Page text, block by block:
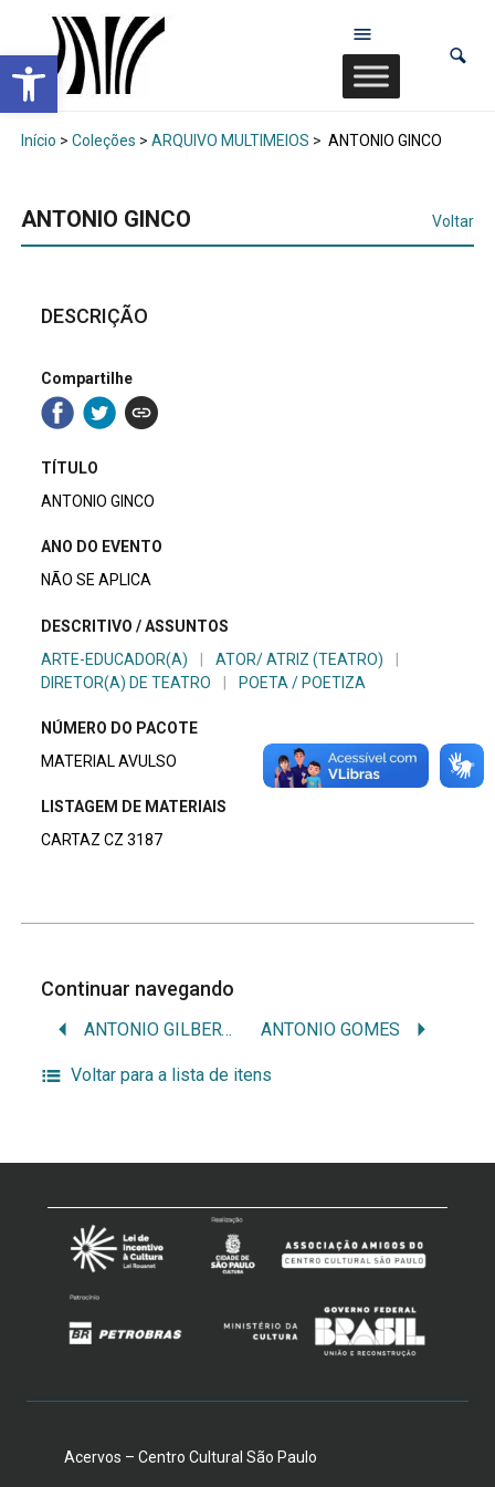
Abrir a barra de ferramentas
Início > Coleções > ARQUIVO MULTIMEIOS > ANTONIO GINCO
ANTONIO GINCO Voltar
DESCRIÇÃO
Compartilhe
TÍTULO
ANTONIO GINCO
ANO DO EVENTO
NÃO SE APLICA
DESCRITIVO / ASSUNTOS
ARTE-EDUCADOR(A)
ATOR/ ATRIZ (TEATRO)
DIRETOR(A) DE TEATRO
POETA / POETIZA
NÚMERO DO PACOTE
MATERIAL AVULSO
LISTAGEM DE MATERIAIS
CARTAZ CZ 3187
Continuar navegando
ANTONIO GILBERTO ANTONIO GOMES
Voltar para a lista de itens
Acervos – Centro Cultural São Paulo